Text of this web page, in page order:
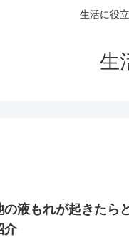
生活に役
生
の液もれが起きたら
介